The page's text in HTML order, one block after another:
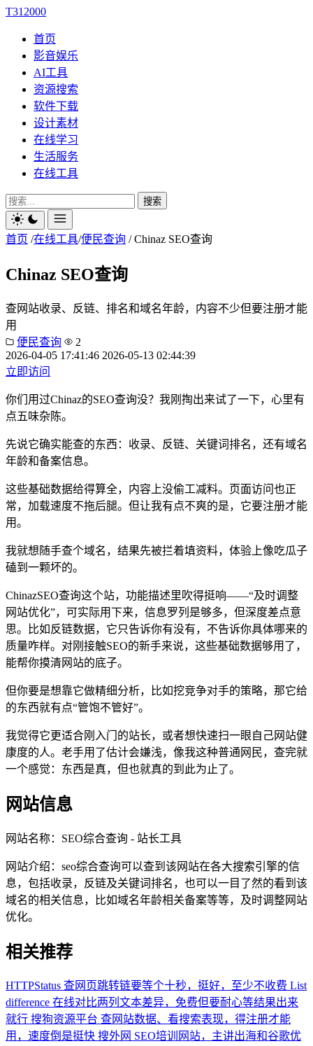
T312000
首页
影音娱乐
AI工具
资源搜索
软件下载
设计素材
在线学习
生活服务
在线工具
搜索
首页 /在线工具/便民查询 / Chinaz SEO查询
Chinaz SEO查询
查网站收录、反链、排名和域名年龄，内容不少但要注册才能
用
便民查询
2
2026-04-05 17:41:46 2026-05-13 02:44:39
立即访问
你们用过Chinaz的SEO查询没？我刚掏出来试了一下，心里有
点五味杂陈。
先说它确实能查的东西：收录、反链、关键词排名，还有域名
年龄和备案信息。
这些基础数据给得算全，内容上没偷工减料。页面访问也正
常，加载速度不拖后腿。但让我有点不爽的是，它要注册才能
用。
我就想随手查个域名，结果先被拦着填资料，体验上像吃瓜子
磕到一颗坏的。
ChinazSEO查询这个站，功能描述里吹得挺响——“及时调整
网站优化”，可实际用下来，信息罗列是够多，但深度差点意
思。比如反链数据，它只告诉你有没有，不告诉你具体哪来的
质量咋样。对刚接触SEO的新手来说，这些基础数据够用了，
能帮你摸清网站的底子。
但你要是想靠它做精细分析，比如挖竞争对手的策略，那它给
的东西就有点“管饱不管好”。
我觉得它更适合刚入门的站长，或者想快速扫一眼自己网站健
康度的人。老手用了估计会嫌浅，像我这种普通网民，查完就
一个感觉：东西是真，但也就真的到此为止了。
网站信息
网站名称： SEO综合查询 - 站长工具
网站介绍： seo综合查询可以查到该网站在各大搜索引擎的信
息，包括收录，反链及关键词排名，也可以一目了然的看到该
域名的相关信息，比如域名年龄相关备案等等，及时调整网站
优化。
相关推荐
HTTPStatus 查网页跳转链要等个十秒，挺好，至少不收费 List
difference 在线对比两列文本差异，免费但要耐心等结果出来
就行 搜狗资源平台 查网站数据、看搜索表现，得注册才能
用，速度倒是挺快 搜外网 SEO培训网站，主讲出海和谷歌优